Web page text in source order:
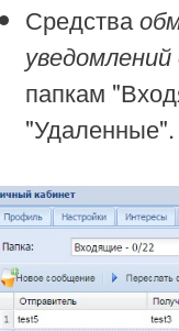
Средства
папкам
"Удаленные".